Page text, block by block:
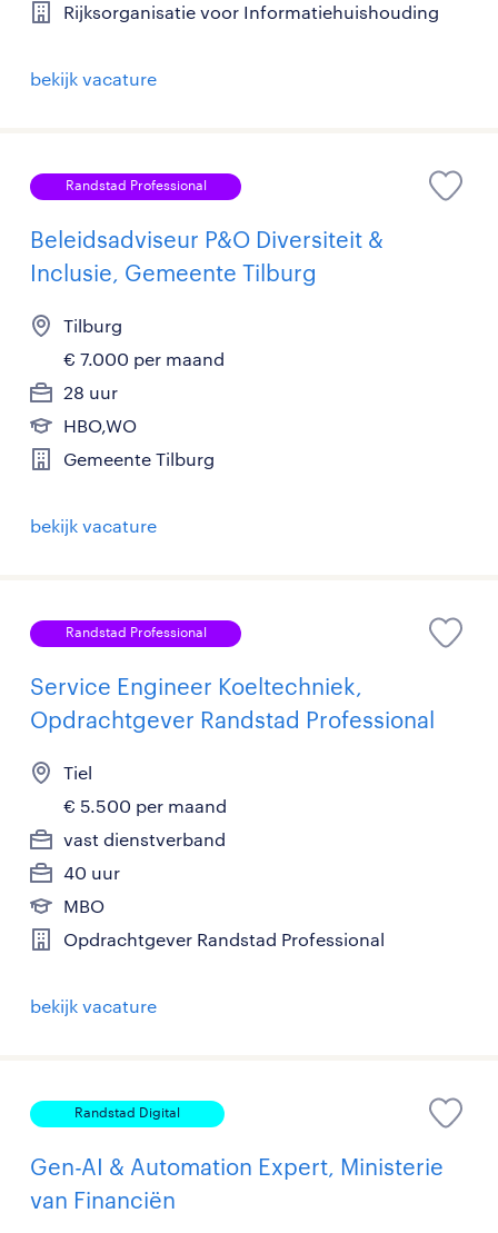
Rijksorganisatie voor Informatiehuishouding
bekijk vacature
Randstad Professional
Beleidsadviseur P&O Diversiteit &
Inclusie, Gemeente Tilburg
Tilburg
€ 7.000 per maand
28 uur
HBO,WO
Gemeente Tilburg
bekijk vacature
Randstad Professional
Service Engineer Koeltechniek,
Opdrachtgever Randstad Professional
Tiel
€ 5.500 per maand
vast dienstverband
40 uur
MBO
Opdrachtgever Randstad Professional
bekijk vacature
Randstad Digital
Gen-AI & Automation Expert, Ministerie
van Financiën